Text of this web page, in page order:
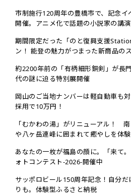
市制施行120周年の豊橋市で、記念イ
開催。アニメ化で話題の小説家の講
期間限定だった「のと復興支援
ン！ 能登の魅力がつまった新商品の
約2200年前の「有柄細形銅剣」が長
代の謎に迫る特別展開催
岡山のご当地ナンバーは軽自動車も
採用で10万円！
「むかわの湯」がリニューアル！
や八ヶ岳連峰に囲まれて癒やしを体験
あなたの一枚が福島の顔に。「来て
ォトコンテスト-2026-開催中
サッポロビール150周年記念！自分だ
りも。体験型ふるさと納税